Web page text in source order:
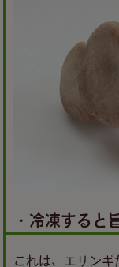
・冷凍すると
これは、エリン